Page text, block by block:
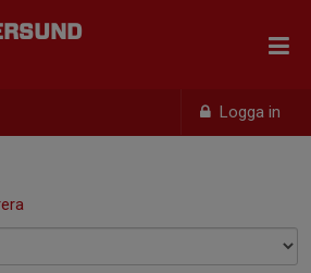
Logga in